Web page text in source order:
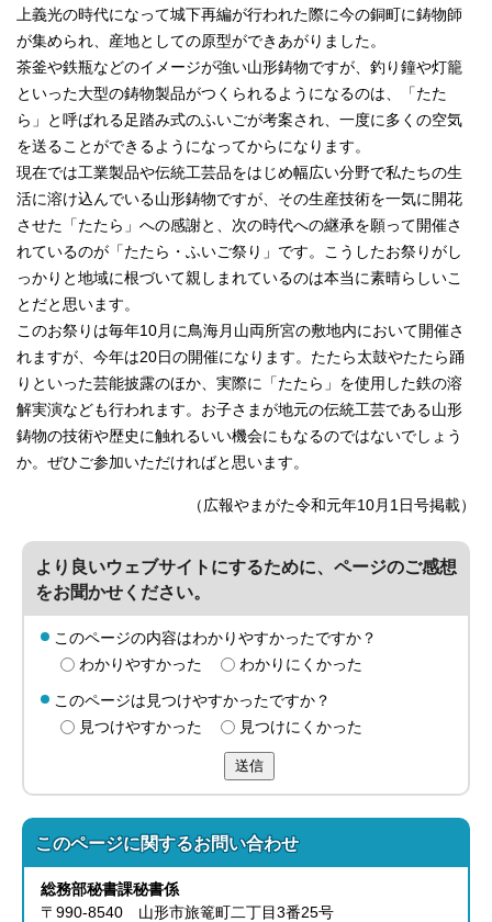
上義光の時代になって城下再編が行われた際に今の銅町に鋳物師
が集められ、産地としての原型ができあがりました。
茶釜や鉄瓶などのイメージが強い山形鋳物ですが、釣り鐘や灯籠
といった大型の鋳物製品がつくられるようになるのは、「たた
ら」と呼ばれる足踏み式のふいごが考案され、一度に多くの空気
を送ることができるようになってからになります。
現在では工業製品や伝統工芸品をはじめ幅広い分野で私たちの生
活に溶け込んでいる山形鋳物ですが、その生産技術を一気に開花
させた「たたら」への感謝と、次の時代への継承を願って開催さ
れているのが「たたら・ふいご祭り」です。こうしたお祭りがし
っかりと地域に根づいて親しまれているのは本当に素晴らしいこ
とだと思います。
このお祭りは毎年10月に鳥海月山両所宮の敷地内において開催さ
れますが、今年は20日の開催になります。たたら太鼓やたたら踊
りといった芸能披露のほか、実際に「たたら」を使用した鉄の溶
解実演なども行われます。お子さまが地元の伝統工芸である山形
鋳物の技術や歴史に触れるいい機会にもなるのではないでしょう
か。ぜひご参加いただければと思います。
（広報やまがた令和元年10月1日号掲載）
より良いウェブサイトにするために、ページのご感想
をお聞かせください。
このページの内容はわかりやすかったですか？
わかりやすかった
わかりにくかった
このページは見つけやすかったですか？
見つけやすかった
見つけにくかった
送信
このページに関するお問い合わせ
総務部秘書課秘書係
〒990-8540 山形市旅篭町二丁目3番25号